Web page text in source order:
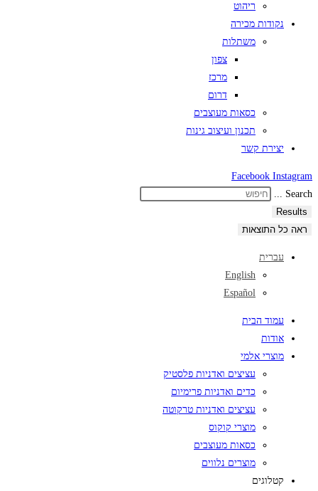
ריהוט
נקודות מכירה
משתלות
צפון
מרכז
דרום
כסאות מעוצבים
תכנון ועיצוב גינות
יצירת קשר
Facebook Instagram
Search ...
Results
ראה כל התוצאות
עברית
English
Español
עמוד הבית
אודות
מוצרי אלמי
עציצים ואדניות פלסטיק
כדים ואדניות פרימיום
עציצים ואדניות טרקוטה
מוצרי קוקוס
כסאות מעוצבים
מוצרים נלווים
קטלוגים